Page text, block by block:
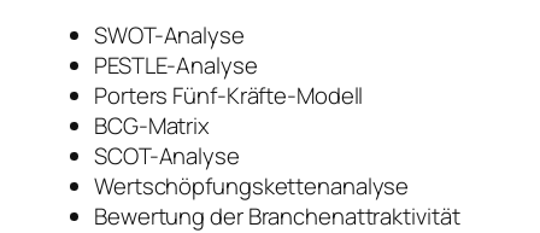
SWOT-Analyse
PESTLE-Analyse
Porters Fünf-Kräfte-Modell
BCG-Matrix
SCOT-Analyse
Wertschöpfungskettenanalyse
Bewertung der Branchenattraktivität